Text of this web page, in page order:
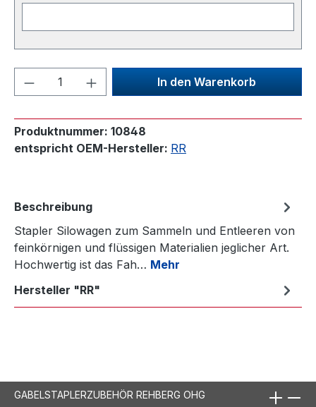
Produkt Anzahl: Gib denIn den Warenkorb
Produktnummer: 10848
entspricht OEM-Hersteller: RR
Beschreibung
Stapler Silowagen zum Sammeln und Entleeren von
feinkörnigen und flüssigen Materialien jeglicher Art.
Hochwertig ist das Fah… Mehr
Hersteller "RR"
GABELSTAPLERZUBEHÖR REHBERG OHG